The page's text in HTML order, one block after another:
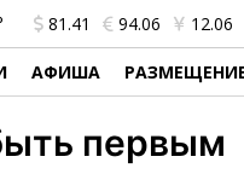
81.41 94.06 12.06
АФИША
первым